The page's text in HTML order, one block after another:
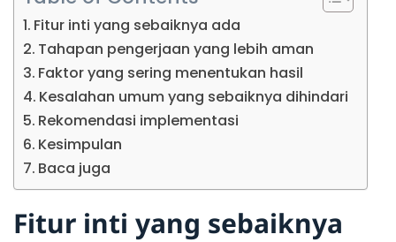
Fitur inti yang sebaiknya ada
Tahapan pengerjaan yang lebih aman
Faktor yang sering menentukan hasil
Kesalahan umum yang sebaiknya dihindari
Rekomendasi implementasi
Kesimpulan
Baca juga
Fitur inti yang sebaiknya